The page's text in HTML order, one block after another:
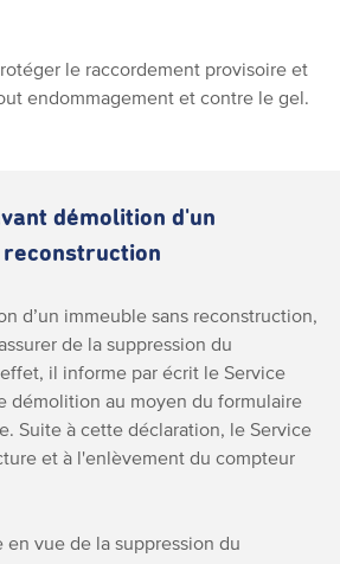
le raccordement provisoire et
endommagement et contre le gel.
démolition d'un
reconstruction
d’un immeuble sans reconstruction,
de la suppression du
il informe par écrit le Service
démolition au moyen du formulaire
Suite à cette déclaration, le Service
et à l'enlèvement du compteur
en vue de la suppression du